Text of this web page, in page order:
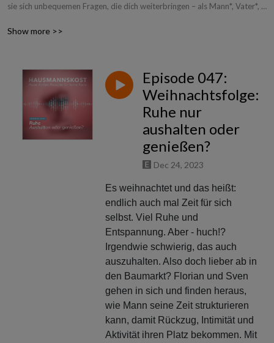
sie sich unbequemen Fragen, die dich weiterbringen – als Mann*, Vater*,
Show more >>
Episode 047:
Weihnachtsfolge:
Ruhe nur
aushalten oder
genießen?
Dec 24, 2023
Es weihnachtet und das heißt:
endlich auch mal Zeit für sich
selbst. Viel Ruhe und
Entspannung. Aber - huch!?
Irgendwie schwierig, das auch
auszuhalten. Also doch lieber ab in
den Baumarkt? Florian und Sven
gehen in sich und finden heraus,
wie Mann seine Zeit strukturieren
kann, damit Rückzug, Intimität und
Aktivität ihren Platz bekommen. Mit